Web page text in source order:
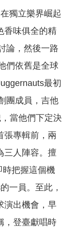
獨立樂界崛起
香味俱全的精
論，然後一路
們依舊是全球
最初
團成員，吉他
當他們下定決
張專輯前，兩
三人陣容。擅
時把握這個機
一員。至此，
演出機會，早
，登臺獻唱時